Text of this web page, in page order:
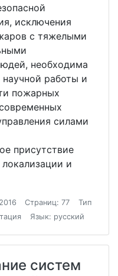
исключения
с тяжелыми
необходима
работы и
пожарных
силами
присутствие
и
Страниц: 77
Тип
Язык: русский
систем